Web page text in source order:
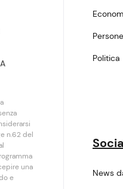
n.62 del
una
e
Politica
News